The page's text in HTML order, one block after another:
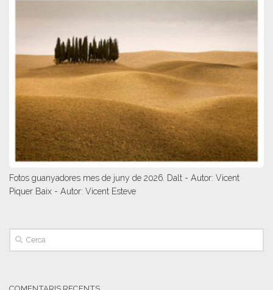
Fotos guanyadores mes de juny de 2026. Dalt - Autor: Vicent
Piquer Baix - Autor: Vicent Esteve